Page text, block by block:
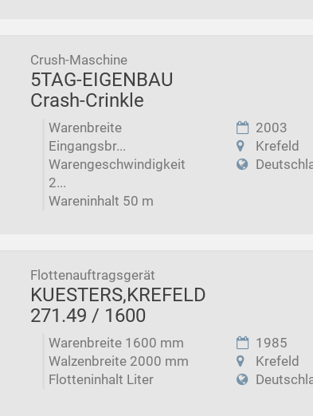
Crush-Maschine
5TAG-EIGENBAU
Crash-Crinkle
Warenbreite
Eingangsbr...
Warengeschwindigkeit
2...
Wareninhalt 50 m
2003
Krefeld
Flottenauftragsgerät
KUESTERS,KREFELD
271.49 / 1600
Warenbreite 1600 mm
Walzenbreite 2000 mm
Flotteninhalt Liter
1985
Krefeld